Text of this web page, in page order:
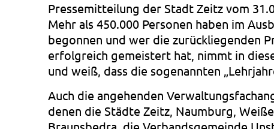
Pressemitteilung der Stadt Zeitz vom
Mehr als 450.000 Personen haben im
begonnen und wer die zurückliegenden
erfolgreich gemeistert hat, nimmt in
und weiß, dass die sogenannten
Auch die angehenden
denen die Städte Zeitz, Naumburg,